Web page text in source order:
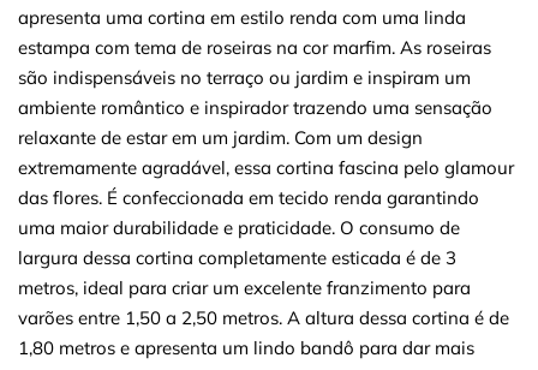
apresenta uma cortina em estilo renda com uma linda
estampa com tema de roseiras na cor marfim. As roseiras
são indispensáveis no terraço ou jardim e inspiram um
ambiente romântico e inspirador trazendo uma sensação
relaxante de estar em um jardim. Com um design
extremamente agradável, essa cortina fascina pelo glamour
das flores. É confeccionada em tecido renda garantindo
uma maior durabilidade e praticidade. O consumo de
largura dessa cortina completamente esticada é de 3
metros, ideal para criar um excelente franzimento para
varões entre 1,50 a 2,50 metros. A altura dessa cortina é de
1,80 metros e apresenta um lindo bandô para dar mais